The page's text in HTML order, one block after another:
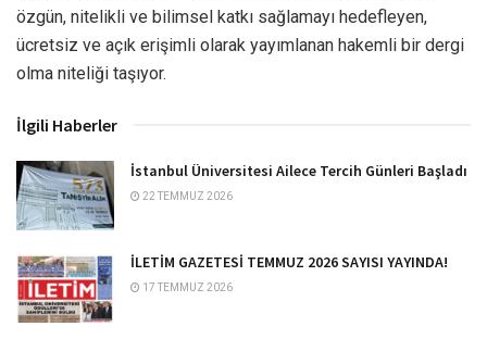
özgün, nitelikli ve bilimsel katkı sağlamayı hedefleyen,
ücretsiz ve açık erişimli olarak yayımlanan hakemli bir dergi
olma niteliği taşıyor.
İlgili Haberler
İstanbul Üniversitesi Ailece Tercih Günleri Başladı
22 TEMMUZ 2026
İLETİM GAZETESİ TEMMUZ 2026 SAYISI YAYINDA!
17 TEMMUZ 2026